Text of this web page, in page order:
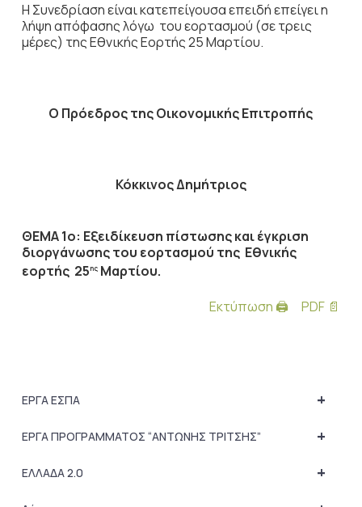
Η Συνεδρίαση είναι κατεπείγουσα επειδή επείγει η
λήψη απόφασης λόγω του εορτασμού (σε τρεις
μέρες) της Εθνικής Εορτής 25 Μαρτίου.
Ο Πρόεδροςτης Οικονομικής Επιτροπής
Κόκκινος Δημήτριος
ΘΕΜΑ 1ο: Εξειδίκευση πίστωσης και έγκριση
διοργάνωσης του εορτασμού της Εθνικής
εορτής 25ηςΜαρτίου.
Εκτύπωση 🖨
PDF 📄
+
ΕΡΓΑ ΕΣΠΑ
+
ΕΡΓΑ ΠΡΟΓΡΑΜΜΑΤΟΣ “ΑΝΤΩΝΗΣ ΤΡΙΤΣΗΣ”
+
ΕΛΛΑΔΑ 2.0